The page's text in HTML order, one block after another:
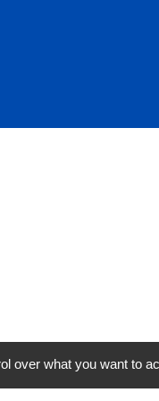
légales - Politique
over what you want to